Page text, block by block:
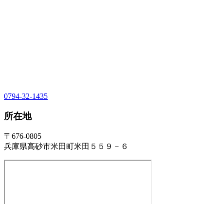
0794-32-1435
所在地
〒676-0805
兵庫県高砂市米田町米田５５９－６